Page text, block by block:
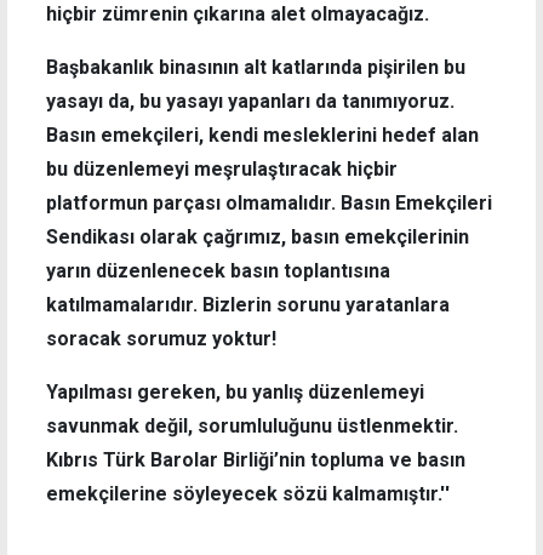
hiçbir zümrenin çıkarına alet olmayacağız.
Başbakanlık binasının alt katlarında pişirilen bu
yasayı da, bu yasayı yapanları da tanımıyoruz.
Basın emekçileri, kendi mesleklerini hedef alan
bu düzenlemeyi meşrulaştıracak hiçbir
platformun parçası olmamalıdır. Basın Emekçileri
Sendikası olarak çağrımız, basın emekçilerinin
yarın düzenlenecek basın toplantısına
katılmamalarıdır. Bizlerin sorunu yaratanlara
soracak sorumuz yoktur!
Yapılması gereken, bu yanlış düzenlemeyi
savunmak değil, sorumluluğunu üstlenmektir.
Kıbrıs Türk Barolar Birliği’nin topluma ve basın
emekçilerine söyleyecek sözü kalmamıştır.''